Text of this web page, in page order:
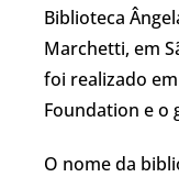
Biblioteca
Marchetti, em
foi realizado
Foundation e o
O nome da